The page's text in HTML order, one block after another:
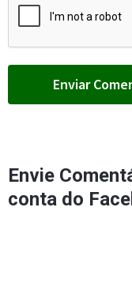
Envie
conta do